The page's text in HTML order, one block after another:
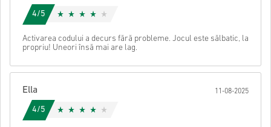
4/5
Activarea codului a decurs fără probleme. Jocul este sălbatic, la
propriu! Uneori însă mai are lag.
Ella 11-08-2025
4/5